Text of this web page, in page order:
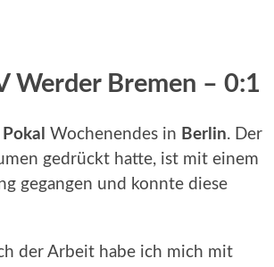
Werder Bremen – 0:1
Wochenendes in Berlin. Der
gedrückt hatte, ist mit einem
gegangen und konnte diese
der Arbeit habe ich mich mit